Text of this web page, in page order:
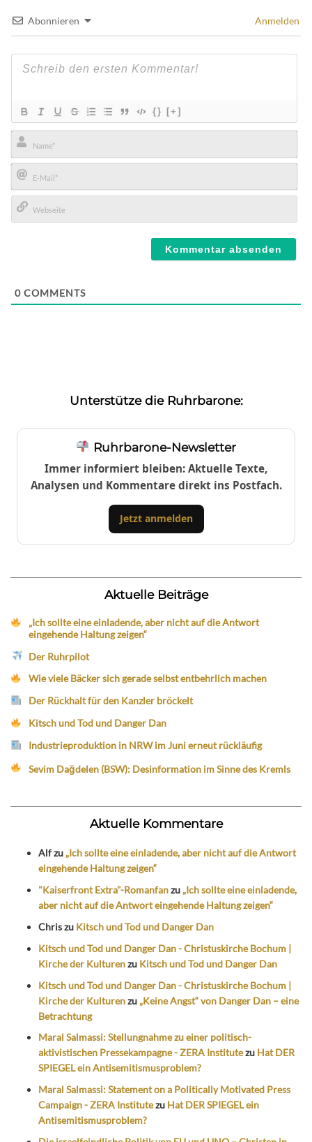
Abonnieren Anmelden
{} [+]
Name*
E-
Mail*
0 COMMENTS
Unterstütze die Ruhrbarone:
Ruhrbarone-Newsletter
Immer informiert bleiben: Aktuelle Texte,
Analysen und Kommentare direkt ins Postfach.
Jetzt anmelden
Aktuelle Beiträge
„Ich sollte eine einladende, aber nicht auf die Antwort
eingehende Haltung zeigen“
Der Ruhrpilot
Wie viele Bäcker sich gerade selbst entbehrlich machen
Der Rückhalt für den Kanzler bröckelt
Kitsch und Tod und Danger Dan
Industrieproduktion in NRW im Juni erneut rückläufig
Sevim Dağdelen (BSW): Desinformation im Sinne des Kremls
Aktuelle Kommentare
Alfzu „Ich sollte eine einladende, aber nicht auf die Antwort
eingehende Haltung zeigen“
"Kaiserfront Extra"-Romanfanzu „Ich sollte eine einladende,
aber nicht auf die Antwort eingehende Haltung zeigen“
Chriszu Kitsch und Tod und Danger Dan
Kitsch und Tod und Danger Dan - Christuskirche Bochum |
Kirche der Kulturenzu Kitsch und Tod und Danger Dan
Kitsch und Tod und Danger Dan - Christuskirche Bochum |
Kirche der Kulturenzu „Keine Angst“ von Danger Dan – eine
Betrachtung
Maral Salmassi: Stellungnahme zu einer politisch-
aktivistischen Pressekampagne - ZERA Institutezu Hat DER
SPIEGEL ein Antisemitismusproblem?
Maral Salmassi: Statement on a Politically Motivated Press
Campaign - ZERA Institutezu Hat DER SPIEGEL ein
Antisemitismusproblem?